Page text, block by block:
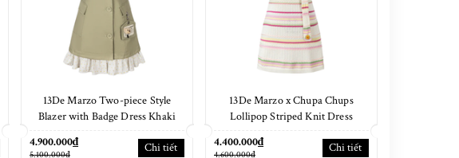
13De Marzo Two-piece Style
Blazer with Badge Dress Khaki
4.900.000₫
5.100.000₫ Chi tiết
13De Marzo x Chupa Chups
Lollipop Striped Knit Dress
4.400.000₫
4.600.000₫ Chi tiết